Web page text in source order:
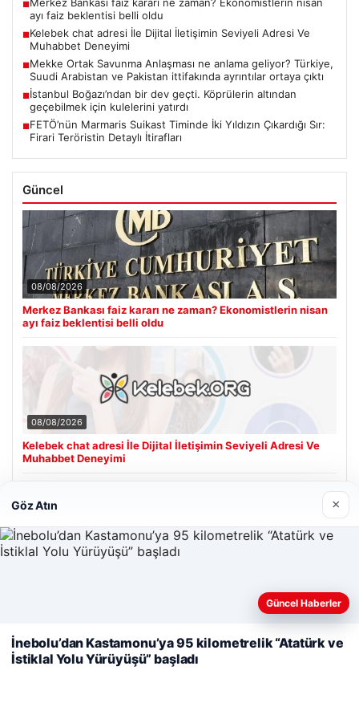
■
ayı faiz beklentisi belli oldu
■Kelebek chat adresi İle Dijital İletişimin Seviyeli Adresi Ve
Muhabbet Deneyimi
■Mekke Ortak Savunma Anlaşması ne anlama geliyor? Türkiye,
Suudi Arabistan ve Pakistan ittifakında ayrıntılar ortaya çıktı
■İstanbul Boğazı’ndan bir dev geçti. Köprülerin altından
geçebilmek için kulelerini yatırdı
■FETÖ’nün Marmaris Suikast Timinde İki Yıldızın Çıkardığı Sır:
Firari Teröristin Detaylı İtirafları
Güncel
08/08/2026
Merkez Bankası faiz kararı ne zaman? Ekonomistlerin nisan
ayı faiz beklentisi belli oldu
08/08/2026
Kelebek chat adresi İle Dijital İletişimin Seviyeli Adresi Ve
Muhabbet Deneyimi
Cengiz Sigorta
Web sitemizi nasıl kullandığınızı daha iyi anlayabilmek,
kullanıyoruz.
Çerez Politikamız
Reddet Kabul Et
Göz Atın ×
Güncel Haberler
İnebolu’dan Kastamonu’ya 95 kilometrelik “Atatürk ve
İstiklal Yolu Yürüyüşü” başladı